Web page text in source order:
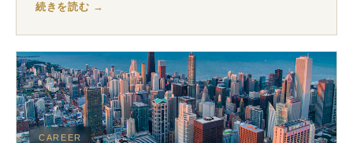
続きを読む →
CAREER